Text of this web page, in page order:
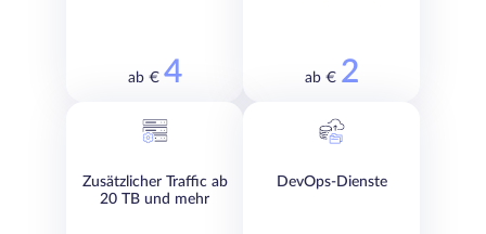
ab € 4 ab € 2
Zusätzlicher Traffic ab
20 TB und mehr
DevOps-Dienste